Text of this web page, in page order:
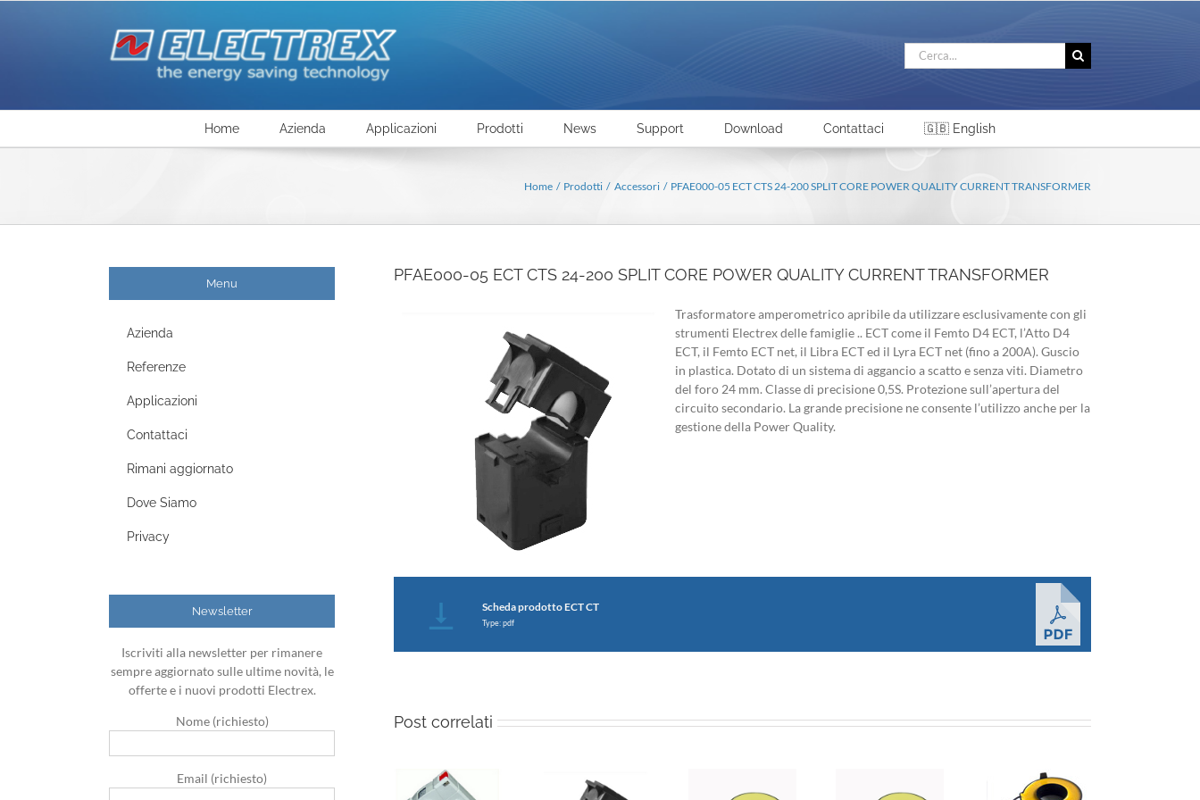
Cerca
per:
Home Azienda Applicazioni Prodotti News Support Download Contattaci 🇬🇧 English
Home Prodotti Accessori PFAE000-05 ECT CTS 24-200 SPLIT CORE POWER QUALITY CURRENT TRANSFORMER
PFAE000-05 ECT CTS 24-200 SPLIT CORE POWER QUALITY CURRENT TRANSFORMER
Trasformatore amperometrico apribile da utilizzare esclusivamente con gli
strumenti Electrex delle famiglie .. ECT come il Femto D4 ECT, l’Atto D4
ECT, il Femto ECT net, il Libra ECT ed il Lyra ECT net (fino a 200A). Guscio
in plastica. Dotato di un sistema di aggancio a scatto e senza viti. Diametro
del foro 24 mm. Classe di precisione 0,5S. Protezione sull’apertura del
circuito secondario. La grande precisione ne consente l’utilizzo anche per la
gestione della Power Quality.
Scheda prodotto ECT CT
Type: pdf
Post correlati
Menu
Azienda
Referenze
Applicazioni
Contattaci
Rimani aggiornato
Dove Siamo
Privacy
Newsletter
Iscriviti alla newsletter per rimanere
sempre aggiornato sulle ultime novità, le
offerte e i nuovi prodotti Electrex.
Nome (richiesto)
Email (richiesto)